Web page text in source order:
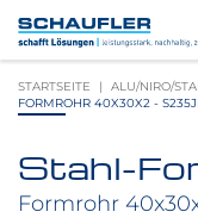
Inhalt
Hauptnavigation
Footernavigation
Logo
Schaufler
verlinkt
zur
STARTSEITE ALU/NIRO/
FORMROHR 40X30X2 -
Produktbilder
Stahl-
Formrohr